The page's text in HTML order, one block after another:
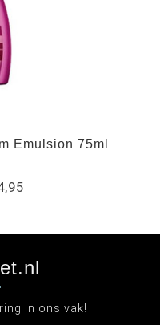
Emulsion 75ml
in ons vak!